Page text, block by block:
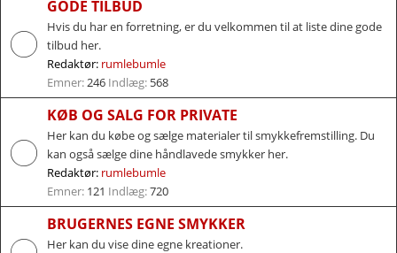
GODE TILBUD
Hvis du har en forretning, er du velkommen til at liste dine gode
tilbud her.
Redaktør: rumlebumle
Emner:246 Indlæg: 568
KØB OG SALG FOR PRIVATE
Her kan du købe og sælge materialer til smykkefremstilling. Du
kan også sælge dine håndlavede smykker her.
Redaktør: rumlebumle
Emner: 121 Indlæg:720
BRUGERNES EGNE SMYKKER
Her kan du vise dine egne kreationer.